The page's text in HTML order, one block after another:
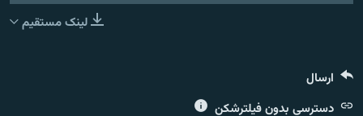
لینک مستقیم
ارسال
دسترسی بدون فیلترشکن